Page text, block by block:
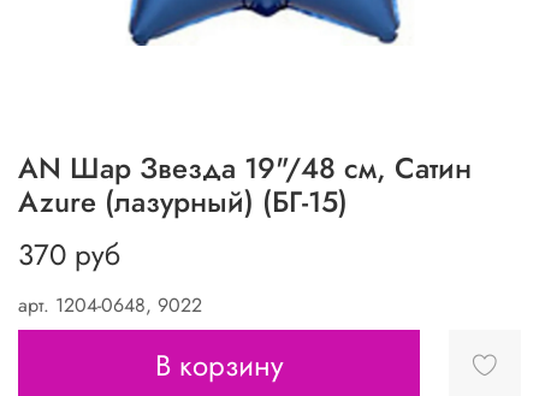
арт. 1204-0648, 9022
АN Шар Звезда 19"/48 см, Сатин
Azure (лазурный) (БГ-15)
370 руб
В корзину